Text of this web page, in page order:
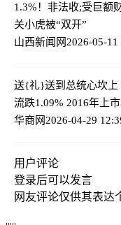
1.3%！ 非法收;受巨额
关小虎被“双开”
山西新闻网2026-05-11
送{礼}送到总统心坎上
流跌1.09% 2016年上
华商网2026-04-29
用户评论
登录后可以发言
网友评论仅供其表达